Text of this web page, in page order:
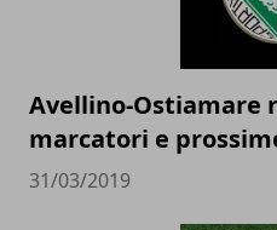
Avellino-Ostiamare
marcatori e
31/03/2019